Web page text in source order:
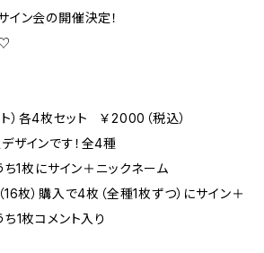
イン会の開催決定！
）各4枚セット ￥2000（税込）
ザインです！全4種
ち1枚にサイン＋ニックネーム
枚）購入で4枚（全種1枚ずつ）にサイン＋
1枚コメント入り